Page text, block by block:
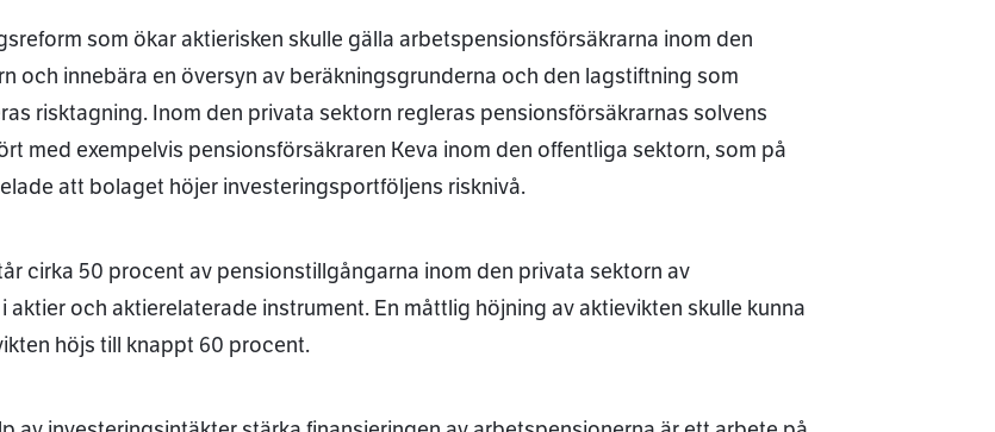
som ökar aktierisken skulle gälla arbetspensionsförsäkrarna inom den
och innebära en översyn av beräkningsgrunderna och den lagstiftning som
risktagning. Inom den privata sektorn regleras pensionsförsäkrarnas solvens
med exempelvis pensionsförsäkraren Keva inom den offentliga sektorn, som på
att bolaget höjer investeringsportföljens risknivå.
cirka 50 procent av pensionstillgångarna inom den privata sektorn av
aktier och aktierelaterade instrument. En måttlig höjning av aktievikten skulle kunna
höjs till knappt 60 procent.